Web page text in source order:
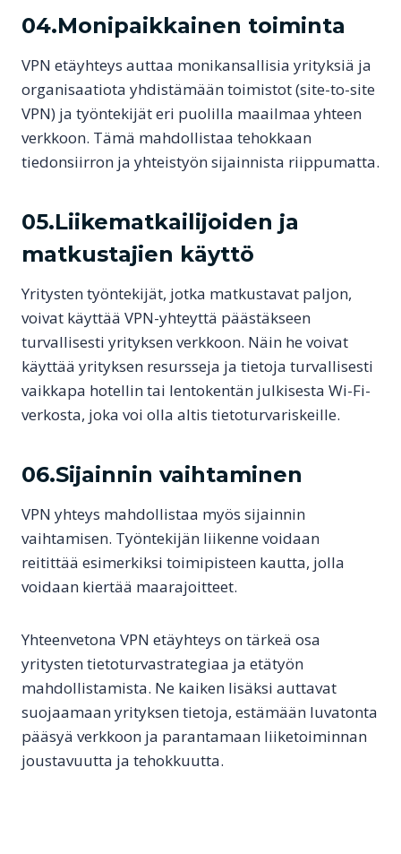
04.Monipaikkainen toiminta
VPN etäyhteys auttaa monikansallisia yrityksiä ja
organisaatiota yhdistämään toimistot (site-to-site
VPN) ja työntekijät eri puolilla maailmaa yhteen
verkkoon. Tämä mahdollistaa tehokkaan
tiedonsiirron ja yhteistyön sijainnista riippumatta.
05.Liikematkailijoiden ja
matkustajien käyttö
Yritysten työntekijät, jotka matkustavat paljon,
voivat käyttää VPN-yhteyttä päästäkseen
turvallisesti yrityksen verkkoon. Näin he voivat
käyttää yrityksen resursseja ja tietoja turvallisesti
vaikkapa hotellin tai lentokentän julkisesta Wi-Fi-
verkosta, joka voi olla altis tietoturvariskeille.
06.Sijainnin vaihtaminen
VPN yhteys mahdollistaa myös sijainnin
vaihtamisen. Työntekijän liikenne voidaan
reitittää esimerkiksi toimipisteen kautta, jolla
voidaan kiertää maarajoitteet.
Yhteenvetona VPN etäyhteys on tärkeä osa
yritysten tietoturvastrategiaa ja etätyön
mahdollistamista. Ne kaiken lisäksi auttavat
suojaamaan yrityksen tietoja, estämään luvatonta
pääsyä verkkoon ja parantamaan liiketoiminnan
joustavuutta ja tehokkuutta.